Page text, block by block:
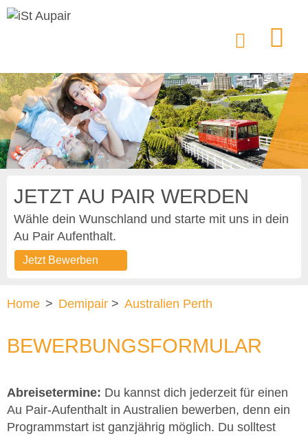
JETZT AU PAIR WERDEN
Wähle dein Wunschland und starte mit uns in dein
Au Pair Aufenthalt.
Jetzt Bewerben
Home > Demipair > Australien Perth
BEWERBUNGSFORMULAR
Abreisetermine: Du kannst dich jederzeit für einen
Au Pair-Aufenthalt in Australien bewerben, denn ein
Programmstart ist ganzjährig möglich. Du solltest